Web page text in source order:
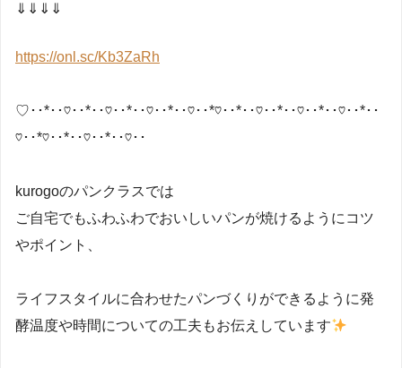
⇓⇓⇓⇓
https://onl.sc/Kb3ZaRh
♡･･*･･♡･･*･･♡･･*･･♡･･*･･♡･･*♡･･*･･♡･･*･･♡･･*･･♡･･*･･
♡･･*♡･･*･･♡･･*･･♡･･
kurogoのパンクラスでは
ご自宅でもふわふわでおいしいパンが焼けるようにコツ
やポイント、
ライフスタイルに合わせたパンづくりができるように発
酵温度や時間についての工夫もお伝えしています